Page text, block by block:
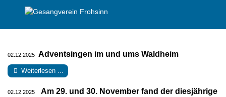
02.12.2025 Adventsingen im und ums Waldheim
Weiterlesen ...
02.12.2025 Am 29. und 30. November fand der diesjährige